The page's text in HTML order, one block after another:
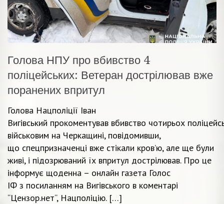
Голова НПУ про вбивство 4
поліцейських: Ветеран дострілював вже
поранених впритул
Голова Нацполіції Іван
Вигівський прокоментував вбивство чотирьох
військовим на Черкащині, повідомивши,
що спецпризначенці вже стікали кровʼю, але ще були
живі, і підозрюваний їх впритул дострілював. Про це
інформує щоденна – онлайн газета Голос
ІФ з посиланням на Вигівського в коментарі
“Цензор.нет“, Нацполіцію. […]